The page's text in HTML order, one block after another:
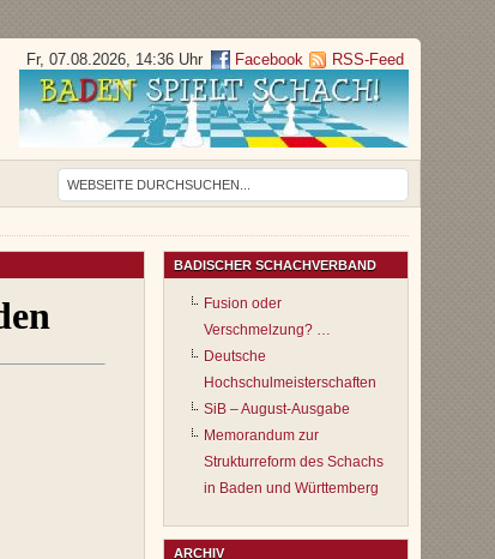
Fr, 07.08.2026, 14:36 Uhr Facebook RSS-Feed
BADISCHER SCHACHVERBAND
Fusion oder
Verschmelzung? …
Deutsche
Hochschulmeisterschaften
SiB – August-Ausgabe
Memorandum zur
Strukturreform des Schachs
in Baden und Württemberg
ARCHIV